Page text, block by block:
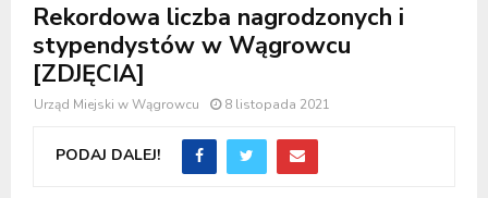
Rekordowa liczba nagrodzonych i
stypendystów w Wągrowcu
[ZDJĘCIA]
Urząd Miejski w Wągrowcu 8 listopada 2021
PODAJ DALEJ!